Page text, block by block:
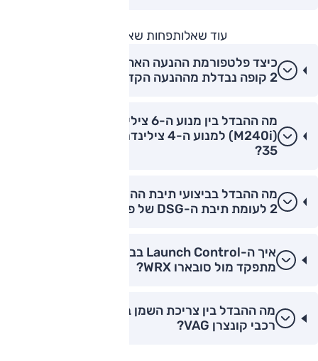
עוד שאלותפחות שאלות
כיצד פלטפורמת ההנעה האחורית של ב.מ.וו סדרה
2 קופה נבדלת מההנעה הקדמית של אאודי A3?
35?
מה ההבדל בביצועי תיבת ההילוכים של ב.מ.וו סדרה
2 לעומת תיבת ה-DSG של פולקסווגן גולף GTI?
מתפקד מול סובארו WRX?
רכבי קונצרן VAG?